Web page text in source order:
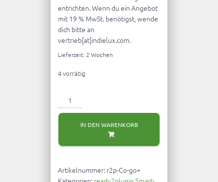
entrichten. Wenn du ein Angebot
mit 19 % MwSt. benötigst, wende
dich bitte an
vertrieb[at]indielux.com.
Lieferzeit: 2 Wochen
4 vorrätig
ready2plugin
Smart-
Core-
Solarsystem
1.500
Menge
IN DEN WARENKORB
Artikelnummer: r2p-Co-go+